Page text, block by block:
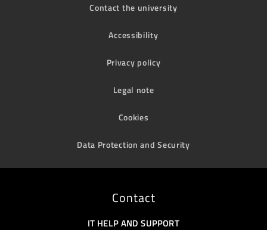
Contact the university
Accessibility
Privacy policy
Legal note
Cookies
Data Protection and Security
Contact
IT HELP AND SUPPORT